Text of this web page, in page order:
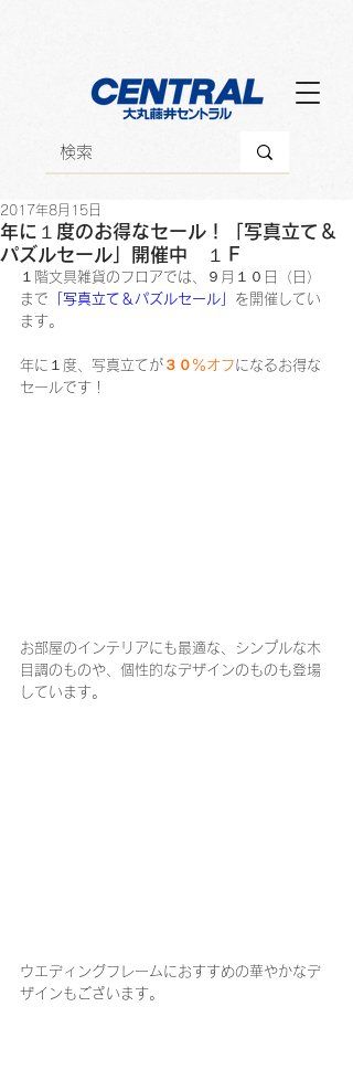
年に１度のお得なセール！「写真立て＆
パズルセール」開催中 １Ｆ
2017年8月15日
１階文具雑貨のフロアでは、９月１０日（日）
まで 「写真立て＆パズルセール」 を開催してい
ます。
年に１度、写真立てが ３０％オフになるお得な
セールです！
お部屋のインテリアにも最適な、シンプルな木
目調のものや、個性的なデザインのものも登場
しています。
ウエディングフレームにおすすめの華やかなデ
ザインもございます。